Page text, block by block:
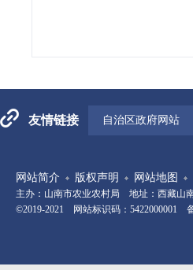
友情链接 自治区政府网站
网站简介 版权声明 网站地图
主办：山南市农业农村局 地址：西藏山
©2019-2021 网站标识码：5422000001